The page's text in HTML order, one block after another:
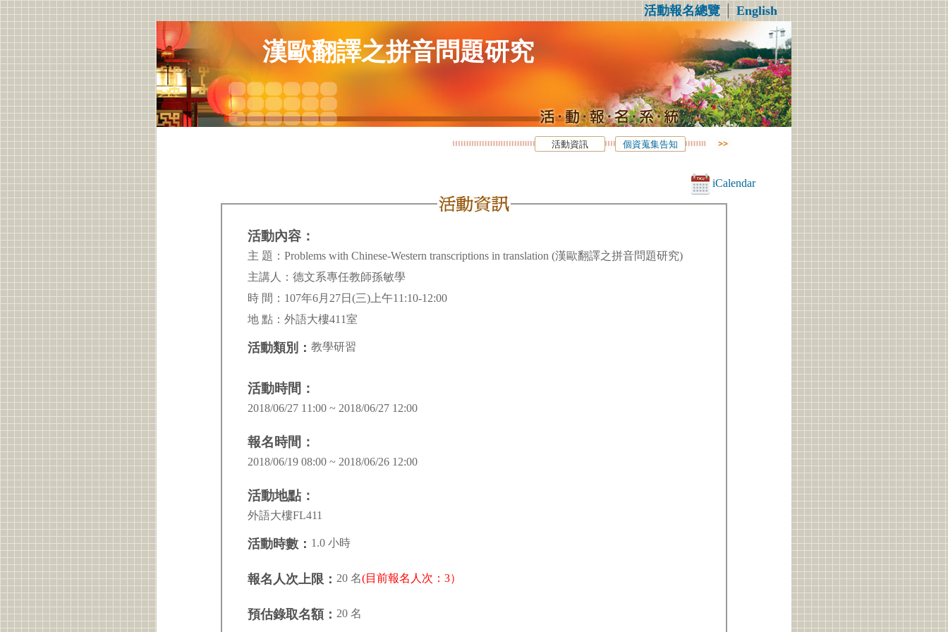
活動報名總覽│English
漢歐翻譯之拼音問題研究
活動資訊 個資蒐集告知
iCalendar
活動內容：
主 題：Problems with Chinese-Western transcriptions in translation (漢歐翻譯之拼音問題研究)
主講人：德文系專任教師孫敏學
時 間：107年6月27日(三)上午11:10-12:00
地 點：外語大樓411室
活動類別： 教學研習
活動時間：
2018/06/27 11:00 ~ 2018/06/27 12:00
報名時間：
2018/06/19 08:00 ~ 2018/06/26 12:00
活動地點：
外語大樓FL411
活動時數： 1.0 小時
報名人次上限： 20 名(目前報名人次：3）
預估錄取名額： 20 名